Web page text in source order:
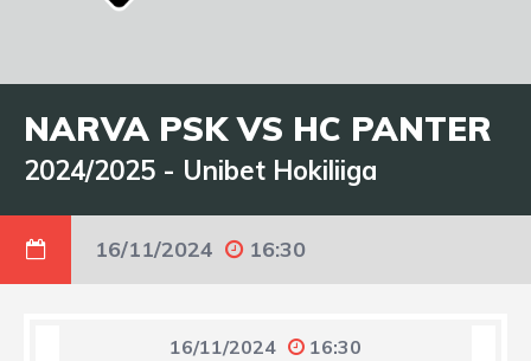
NARVA PSK VS HC PANTER
2024/2025 - Unibet Hokiliiga
16/11/2024 16:30
16/11/2024 16:30